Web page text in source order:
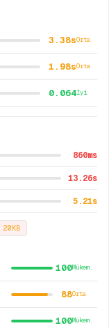
3.38sOrta
1.98sOrta
0.064İyi
860ms
13.26s
5.21s
20KB
100Mükem.
88Orta
100Mükem.